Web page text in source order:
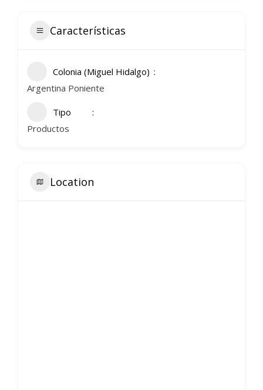
Características
Colonia (Miguel Hidalgo)
Argentina Poniente
Tipo
Productos
Location